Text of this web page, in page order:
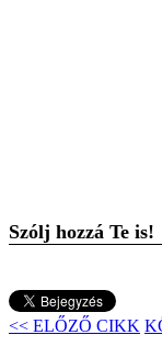
Szólj hozzá Te is!
<< ELŐZŐ CIKK